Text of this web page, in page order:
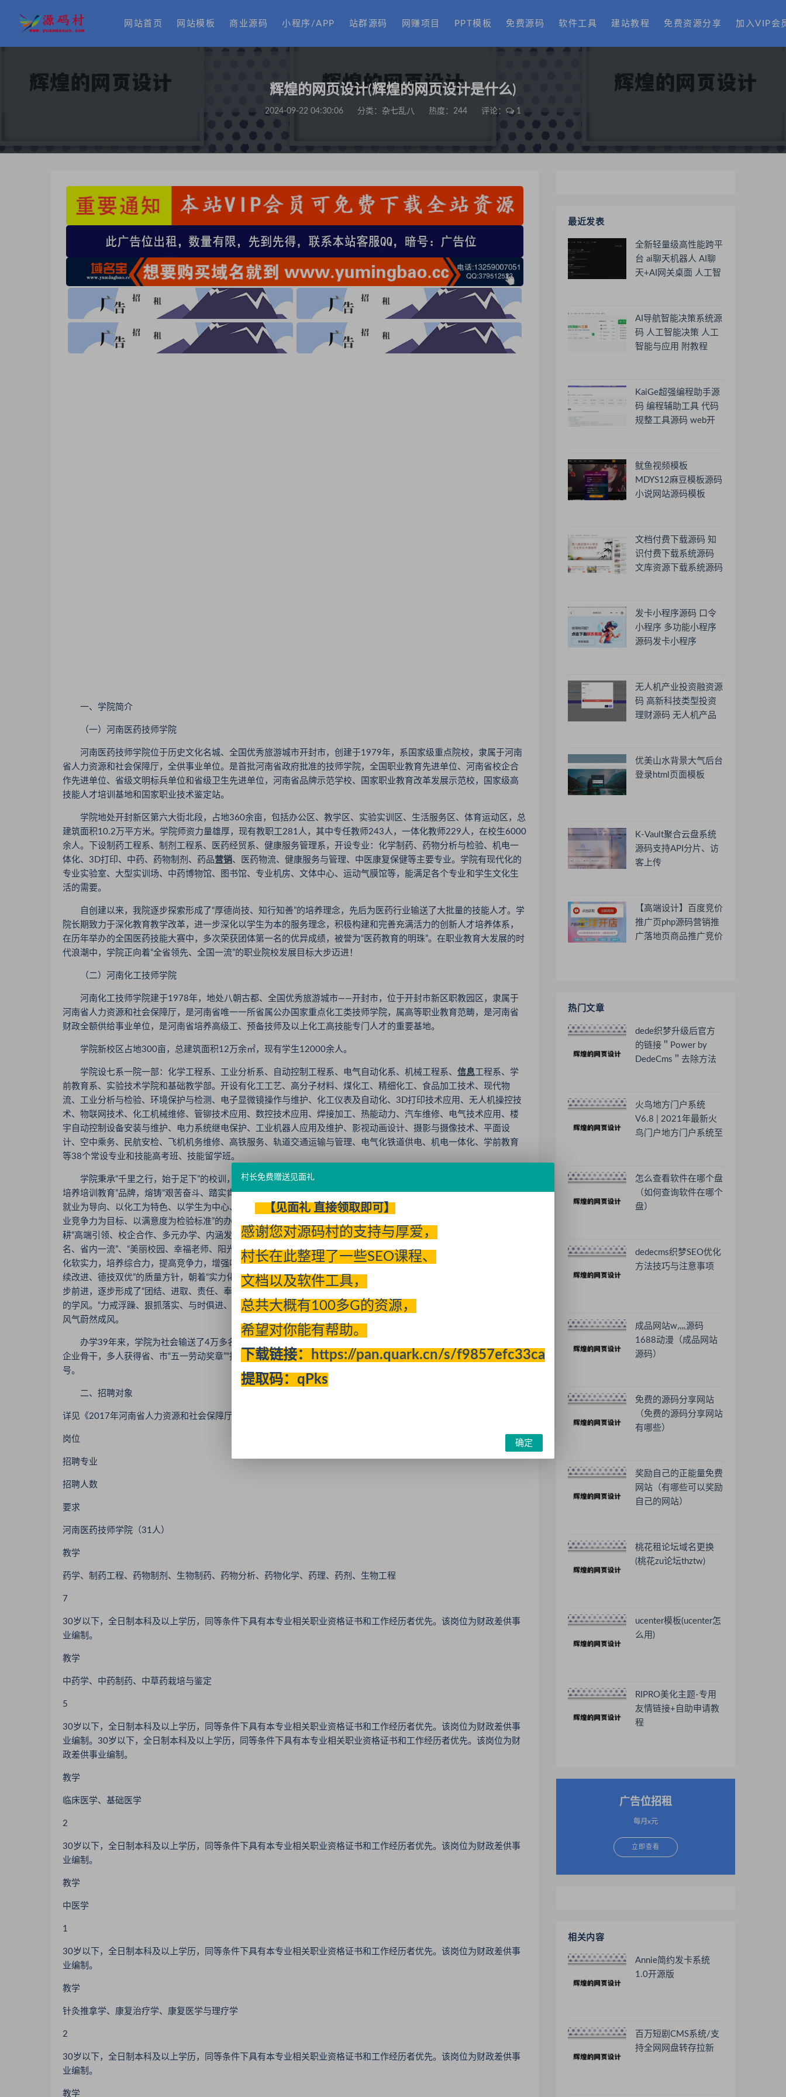
网站首页 网站模板 商业源码 小程序/APP 站群源码 网赚项目 PPT模板 免费源码 软件工具 建站教程 免费资源分享 加入VIP会
辉煌的网页设计(辉煌的网页设计是什么)
2024-09-22 04:30:06 分类： 杂七乱八 热度：244 评论： 1
一、学院简介
（一）河南医药技师学院
河南医药技师学院位于历史文化名城、全国优秀旅游城市开封市，创建于1979年，系国家级重点院校，隶属于河南
省人力资源和社会保障厅，全供事业单位。是首批河南省政府批准的技师学院，全国职业教育先进单位、河南省校企合
作先进单位、省级文明标兵单位和省级卫生先进单位，河南省品牌示范学校、国家职业教育改革发展示范校，国家级高
技能人才培训基地和国家职业技术鉴定站。
学院地处开封新区第六大街北段，占地360余亩，包括办公区、教学区、实验实训区、生活服务区、体育运动区，总
建筑面积10.2万平方米。学院师资力量雄厚，现有教职工281人，其中专任教师243人，一体化教师229人，在校生6000
余人。下设制药工程系、制剂工程系、医药经贸系、健康服务管理系，开设专业：化学制药、药物分析与检验、机电一
体化、3D打印、中药、药物制剂、药品营销、医药物流、健康服务与管理、中医康复保健等主要专业。学院有现代化的
专业实验室、大型实训场、中药博物馆、图书馆、专业机房、文体中心、运动气膜馆等，能满足各个专业和学生文化生
活的需要。
自创建以来，我院逐步探索形成了“厚德尚技、知行知善”的培养理念，先后为医药行业输送了大批量的技能人才。学
院长期致力于深化教育教学改革，进一步深化以学生为本的服务理念，积极构建和完善充满活力的创新人才培养体系，
在历年举办的全国医药技能大赛中，多次荣获团体第一名的优异成绩，被誉为“医药教育的明珠”。在职业教育大发展的时
代浪潮中，学院正向着“全省领先、全国一流”的职业院校发展目标大步迈进！
（二）河南化工技师学院
河南化工技师学院建于1978年，地处八朝古都、全国优秀旅游城市——开封市，位于开封市新区职教园区，隶属于
河南省人力资源和社会保障厅，是河南省唯一一所省属公办国家重点化工类技师学院，属高等职业教育范畴，是河南省
财政全额供给事业单位，是河南省培养高级工、预备技师及以上化工高技能专门人才的重要基地。
学院新校区占地300亩，总建筑面积12万余㎡，现有学生12000余人。
学院设七系一院一部：化学工程系、工业分析系、自动控制工程系、电气自动化系、机械工程系、 信息工程系、学
前教育系、实验技术学院和基础教学部。开设有化工工艺、高分子材料、煤化工、精细化工、食品加工技术、现代物
流、工业分析与检验、环境保护与检测、电子显微镜操作与维护、化工仪表及自动化、3D打印技术应用、无人机操控技
术、物联网技术、化工机械维修、管铆技术应用、数控技术应用、焊接加工、热能动力、汽车维修、电气技术应用、楼
宇自动控制设备安装与维护、电力系统继电保护、工业机器人应用及维护、影视动画设计、摄影与摄像技术、平面设
计、空中乘务、民航安检、飞机机务维修、高铁服务、轨道交通运输与管理、电气化铁道供电、机电一体化、学前教育
等38个常设专业和技能高考班、技能留学班。
学院秉承“千里之行，始于足下”的校训，倡导“劳动创造美好生活”的核心价值观，打造“踏实、有执行力的高技能人才
培养培训教育”品牌，熔铸“艰苦奋斗、踏实肯干、积极阳光、尊重包容、团结协作”的化院精神，坚持“以服务为宗旨、以
就业为导向、以化工为特色、以学生为中心、以能力为本位、以质量为核心、以改革创新为动力、以发展为保障、以就
业竞争力为目标、以满意度为检验标准”的办学方针，贯彻“以德立校、依法治校、质量强校、和谐兴校”的指导思想，深
耕“高端引领、校企合作、多元办学、内涵发展”和“产教融合、工学结合、知行合一、德技双馨”的办学理念，以“全国知
名、省内一流”、“美丽校园、幸福老师、阳光学生”、“高技能人才的沃土、大国工匠的摇篮”为愿景，以“打造硬实力，强
化软实力，培养综合力，提高竞争力，增强吸引力，扩大影响力”为发展途径，落实“关爱学生、服务发展、打造特色、持
续改进、德技双优”的质量方针，朝着“实力化院、文化化院、文明化院、和谐化院、美丽化院、幸福化院”的奋斗目标阔
步前进，逐步形成了“团结、进取、责任、奉献"的校风，“尚德、精学、严教、爱生”的教风，“尊师、守纪、勤学、诚信”
的学风。“力戒浮躁、狠抓落实、与时俱进、再创辉煌”“团结进取创名校、求实创新争一流”的校园文化氛围促使各种良好
风气蔚然成风。
办学39年来，学院为社会输送了4万多名毕业生，为社会培训各类实用型技能人才4.5万多名。其中大部分学生成为
企业骨干，多人获得省、市“五一劳动奖章”“技术能手”，获得市和集团公司“劳动模范”“先进工作者”“三八红旗手”等荣誉称
号。
二、招聘对象
详见《2017年河南省人力资源和社会保障厅直属院校集中招聘工作人员一览表》
岗位
招聘专业
招聘人数
要求
河南医药技师学院（31人）
教学
药学、制药工程、药物制剂、生物制药、药物分析、药物化学、药理、药剂、生物工程
7
30岁以下，全日制本科及以上学历，同等条件下具有本专业相关职业资格证书和工作经历者优先。该岗位为财政差供事
业编制。
教学
中药学、中药制药、中草药栽培与鉴定
5
30岁以下，全日制本科及以上学历，同等条件下具有本专业相关职业资格证书和工作经历者优先。该岗位为财政差供事
业编制。30岁以下，全日制本科及以上学历，同等条件下具有本专业相关职业资格证书和工作经历者优先。该岗位为财
政差供事业编制。
教学
临床医学、基础医学
2
30岁以下，全日制本科及以上学历，同等条件下具有本专业相关职业资格证书和工作经历者优先。该岗位为财政差供事
业编制。
教学
中医学
1
30岁以下，全日制本科及以上学历，同等条件下具有本专业相关职业资格证书和工作经历者优先。该岗位为财政差供事
业编制。
教学
针灸推拿学、康复治疗学、康复医学与理疗学
2
30岁以下，全日制本科及以上学历，同等条件下具有本专业相关职业资格证书和工作经历者优先。该岗位为财政差供事
业编制。
教学
最近发表
全新轻量级高性能跨平
台 ai聊天机器人 AI聊
天+AI网关桌面 人工智
AI导航智能决策系统源
码 人工智能决策 人工
智能与应用 附教程
KaiGe超强编程助手源
码 编程辅助工具 代码
规整工具源码 web开
鱿鱼视频模板
MDYS12麻豆模板源码
小说网站源码模板
文档付费下载源码 知
识付费下载系统源码
文库资源下载系统源码
发卡小程序源码 口令
小程序 多功能小程序
源码发卡小程序
无人机产业投资融资源
码 高新科技类型投资
理财源码 无人机产品
优美山水背景大气后台
登录html页面模板
K-Vault聚合云盘系统
源码支持API分片、访
客上传
【高端设计】百度竞价
推广页php源码营销推
广落地页商品推广竞价
热门文章
dede织梦升级后官方
的链接＂Power by
DedeCms＂去除方法
火鸟地方门户系统
V6.8 | 2021年最新火
鸟门户地方门户系统至
怎么查看软件在哪个盘
（如何查询软件在哪个
盘）
dedecms织梦SEO优化
方法技巧与注意事项
成品网站w灬源码
1688动漫（成品网站
源码）
免费的源码分享网站
（免费的源码分享网站
有哪些）
奖励自己的正能量免费
网站（有哪些可以奖励
自己的网站）
桃花租论坛域名更换
(桃花zu论坛thztw)
ucenter模板(ucenter怎
么用)
RIPRO美化主题-专用
友情链接+自助申请教
程
广告位招租
每月x元
立即查看
相关内容
Annie简约发卡系统
1.0开源版
百万短剧CMS系统/支
持全网网盘转存拉新
村长免费赠送见面礼
【见面礼 直接领取即可】
感谢您对源码村的支持与厚爱，
村长在此整理了一些SEO课程、
文档以及软件工具，
总共大概有100多G的资源，
希望对你能有帮助。
下载链接：
https://pan.quark.cn/s/f9857efc33ca
提取码：qPks
确定